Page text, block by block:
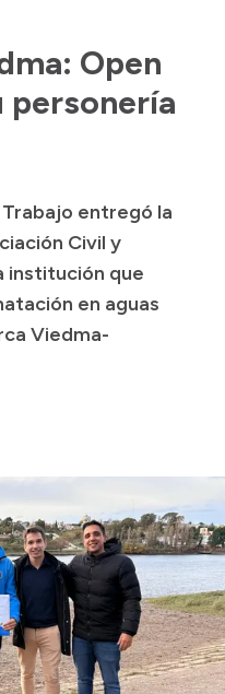
Open
personería
entregó la
Civil y
institución que
en aguas
Viedma-